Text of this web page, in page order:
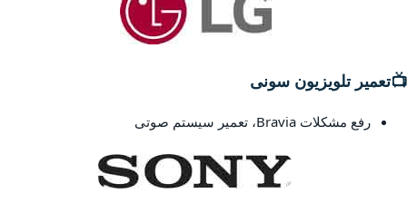
📺تعمیر تلویزیون سونی
رفع مشکلات Bravia، تعمیر سیستم صوتی